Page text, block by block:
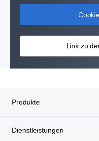
Link zu
Produkte
Dienstleistungen